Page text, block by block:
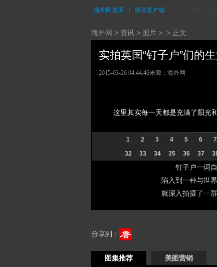
海外网首页 移动客户端
海外网 > 资讯 > 图片 > > 正文
实拍英国“钉子户”们的
2015-03-26 04:44:46来源：海外网
这里其实每一天都是充满了阳光
1 2 3 4 5 6 7
32
33 34 35 36 37
钉子户一词
陷入到一种与世
就深入拍摄了一
分享到：
图集推荐 美图营销